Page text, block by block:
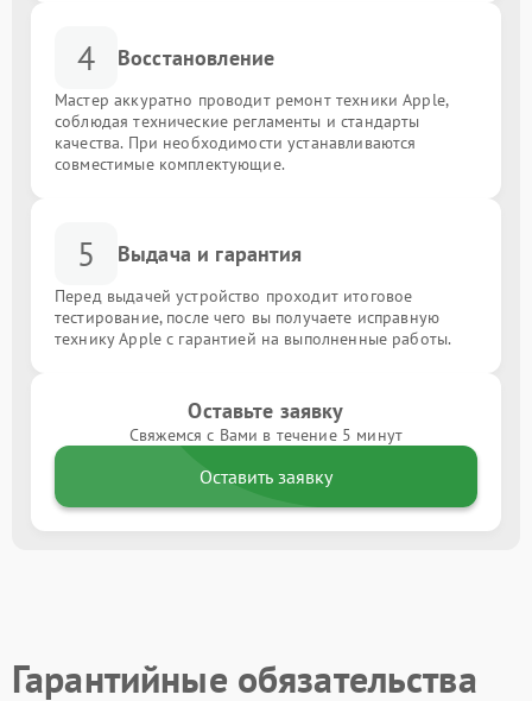
4 Восстановление
Мастер аккуратно проводит ремонт техники Apple,
соблюдая технические регламенты и стандарты
качества. При необходимости устанавливаются
совместимые комплектующие.
5 Выдача и гарантия
Перед выдачей устройство проходит итоговое
тестирование, после чего вы получаете исправную
технику Apple с гарантией на выполненные работы.
Оставьте заявку
Свяжемся с Вами в течение 5 минут
Оставить заявку
Гарантийные обязательства